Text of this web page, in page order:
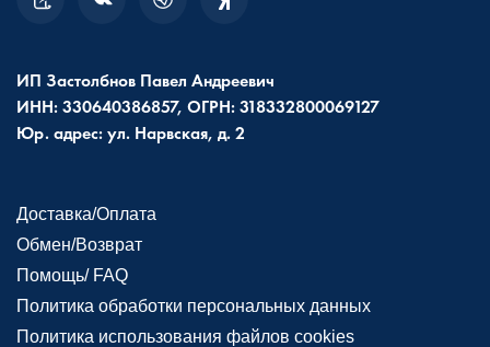
ИП Застолбнов Павел Андреевич
ИНН: 330640386857, ОГРН: 318332800069127
Юр. адрес: ул. Нарвская, д. 2
Доставка/Оплата
Обмен/Возврат
Помощь/ FAQ
Политика обработки персональных данных
Политика использования файлов cookies